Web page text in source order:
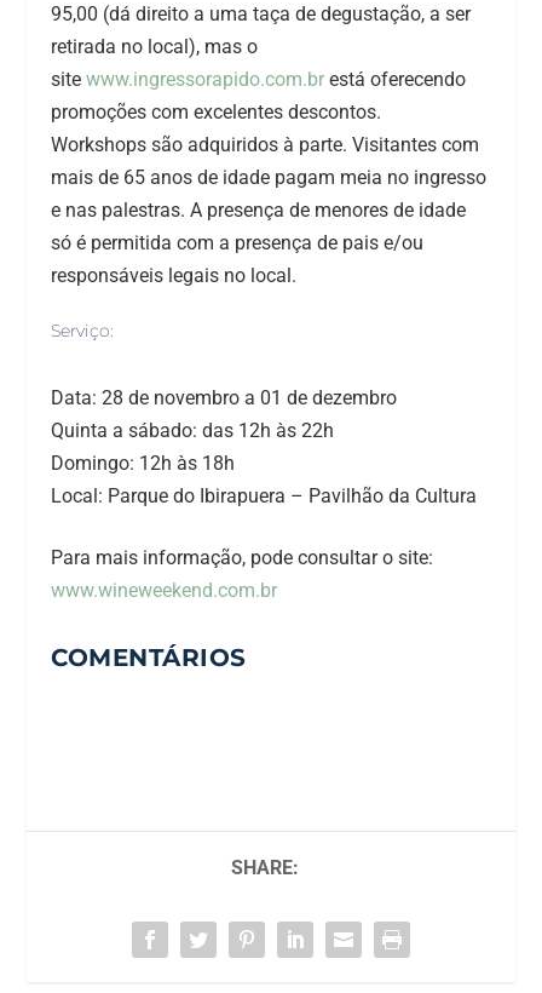
95,00 (dá direito a uma taça de degustação, a ser
retirada no local), mas o
sitewww.ingressorapido.com.br está oferecendo
promoções com excelentes descontos.
Workshops são adquiridos à parte. Visitantes com
mais de 65 anos de idade pagam meia no ingresso
e nas palestras. A presença de menores de idade
só é permitida com a presença de pais e/ou
responsáveis legais no local.
Serviço:
Data: 28 de novembro a 01 de dezembro
Quinta a sábado: das 12h às 22h
Domingo: 12h às 18h
Local: Parque do Ibirapuera – Pavilhão da Cultura
Para mais informação, pode consultar o site:
www.wineweekend.com.br
COMENTÁRIOS
SHARE: